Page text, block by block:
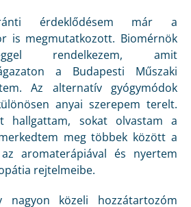
érdeklődésem már a
is megmutatkozott. Biomérnök
rendelkezem, amit
a Budapesti Műszaki
Az alternatív gyógymódok
anyai szerepem terelt.
hallgattam, sokat olvastam a
meg többek között a
az aromaterápiával és nyertem
rejtelmeibe.
nagyon közeli hozzátartozóm